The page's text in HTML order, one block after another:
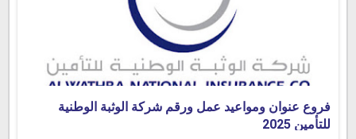
فروع عنوان ومواعيد عمل ورقم شركة الوثبة الوطنية
للتأمين 2025